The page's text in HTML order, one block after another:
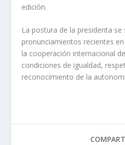
edición.
La postura de la presidenta
pronunciamientos recientes
la cooperación internacional
condiciones de igualdad,
reconocimiento de la